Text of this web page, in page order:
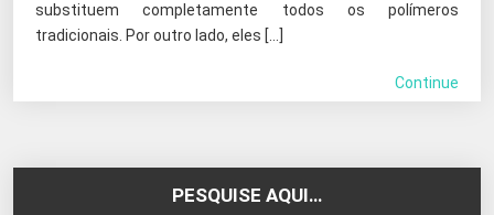
substituem completamente todos os polímeros
tradicionais. Por outro lado, eles […]
Continue
PESQUISE AQUI…